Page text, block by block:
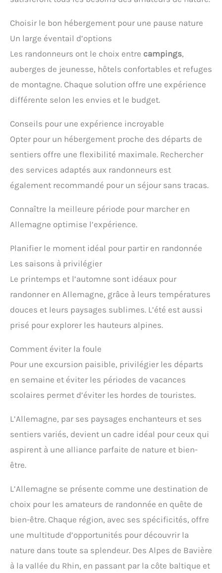
Choisir le bon hébergement pour une pause nature
Un large éventail d’options
Les randonneurs ont le choix entre campings,
auberges de jeunesse, hôtels confortables et refuges
de montagne. Chaque solution offre une expérience
différente selon les envies et le budget.
Conseils pour une expérience incroyable
Opter pour un hébergement proche des départs de
sentiers offre une flexibilité maximale. Rechercher
des services adaptés aux randonneurs est
également recommandé pour un séjour sans tracas.
Connaître la meilleure période pour marcher en
Allemagne optimise l’expérience.
Planifier le moment idéal pour partir en randonnée
Les saisons à privilégier
Le printemps et l’automne sont idéaux pour
randonner en Allemagne, grâce à leurs températures
douces et leurs paysages sublimes. L’été est aussi
prisé pour explorer les hauteurs alpines.
Comment éviter la foule
Pour une excursion paisible, privilégier les départs
en semaine et éviter les périodes de vacances
scolaires permet d’éviter les hordes de touristes.
L’Allemagne, par ses paysages enchanteurs et ses
sentiers variés, devient un cadre idéal pour ceux qui
aspirent à une alliance parfaite de nature et bien-
être.
L’Allemagne se présente comme une destination de
choix pour les amateurs de randonnée en quête de
bien-être. Chaque région, avec ses spécificités, offre
une multitude d’opportunités pour découvrir la
nature dans toute sa splendeur. Des Alpes de Bavière
à la vallée du Rhin, en passant par la côte baltique et